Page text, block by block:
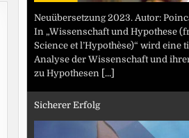
Neuübersetzung 2023. Autor:
In „Wissenschaft und Hypothese
Science et l’Hypothèse)“ wird eine
Analyse der Wissenschaft und
zu Hypothesen [...]
Sicherer Erfolg